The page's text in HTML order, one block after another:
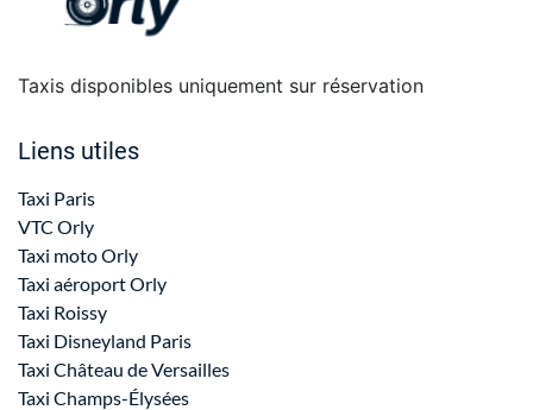
Taxis disponibles uniquement sur réservation
Liens utiles
Taxi Paris
VTC Orly
Taxi moto Orly
Taxi aéroport Orly
Taxi Roissy
Taxi Disneyland Paris
Taxi Château de Versailles
Taxi Champs-Élysées